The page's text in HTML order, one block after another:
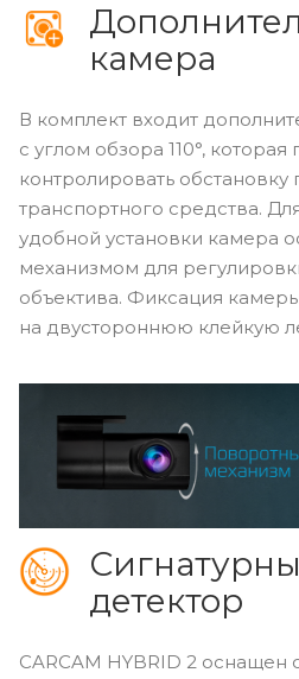
камера
В комплект входит
с углом обзора 110°, которая
контролировать
транспортного средства.
удобной установки камера
механизмом для
объектива. Фиксация
на двустороннюю клейкую
детектор
CARCAM HYBRID 2